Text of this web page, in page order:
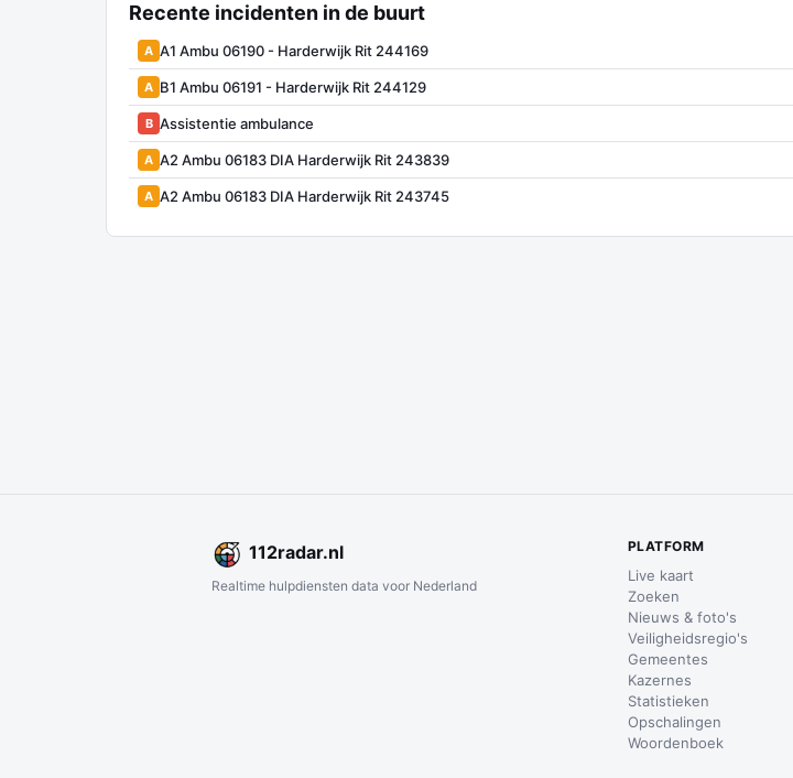
Recente incidenten in de buurt
A A1 Ambu 06190 - Harderwijk Rit 244169
A B1 Ambu 06191 - Harderwijk Rit 244129
B Assistentie ambulance
A A2 Ambu 06183 DIA Harderwijk Rit 243839
A A2 Ambu 06183 DIA Harderwijk Rit 243745
112radar.nl
Realtime hulpdiensten data voor Nederland
PLATFORM
Live kaart
Zoeken
Nieuws & foto's
Veiligheidsregio's
Gemeentes
Kazernes
Statistieken
Opschalingen
Woordenboek